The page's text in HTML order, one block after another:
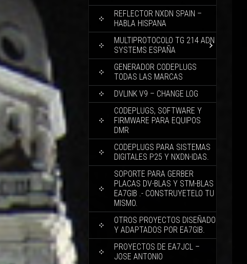
REFLECTOR NXDN SPAIN –
HABLA HISPANA
MULTIPROTOCOLO TG 214 ADN
SYSTEMS ESPAÑA
GENERADOR CODEPLUGS
TODAS LAS MARCAS
DVLINK V9 – CHANGE LOG
CODEPLUGS, SOFTWARE Y
FIRMWARE PARA EQUIPOS
DMR
CODEPLUGS PARA SISTEMAS
DIGITALES P25 Y NXDN-IDAS.
SOPORTE PARA GERBER
PLACAS DV-BLAS Y STM-BLAS
EA7GIB .- CONSTRUYETELO TU
MISMO.
OTROS PROYECTOS DISEÑADO
Y ADAPTADOS POR EA7GIB.
PROYECTOS DE EA7JCL –
JOSE ANTONIO